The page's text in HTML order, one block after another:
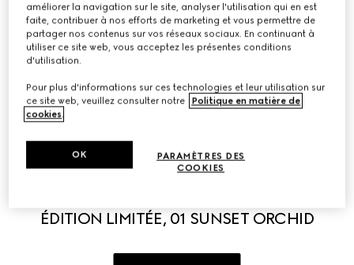
ÉDITION LIMITÉE, 01 SUNSET ORCHID
améliorer la navigation sur le site, analyser l'utilisation qui en est
faite, contribuer à nos efforts de marketing et vous permettre de
partager nos contenus sur vos réseaux sociaux. En continuant à
utiliser ce site web, vous acceptez les présentes conditions
d'utilisation.
Pour plus d'informations sur ces technologies et leur utilisation sur
ce site web, veuillez consulter notre
Politique en matière de
cookies.
PARAMÈTRES DES
COOKIES
OK